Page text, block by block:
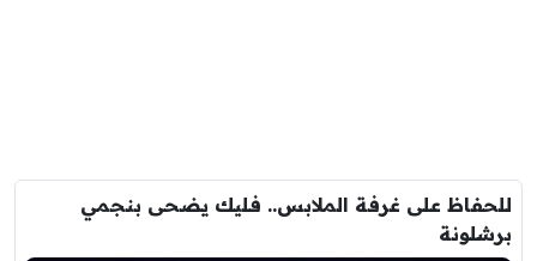
للحفاظ على غرفة الملابس.. فليك يضحى بنجمي
برشلونة